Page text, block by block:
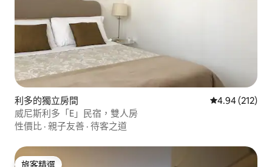
利多的獨立房間 從 212 則評價
4.94 (212)
威尼斯利多「E」民宿，雙人房
性價比 · 親子友善 · 待客之道
旅客精選